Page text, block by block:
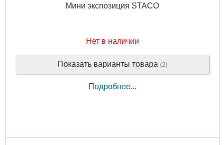
Мини экспозиция STACO
Нет в наличии
Показать варианты товара (2)
Подробнее...